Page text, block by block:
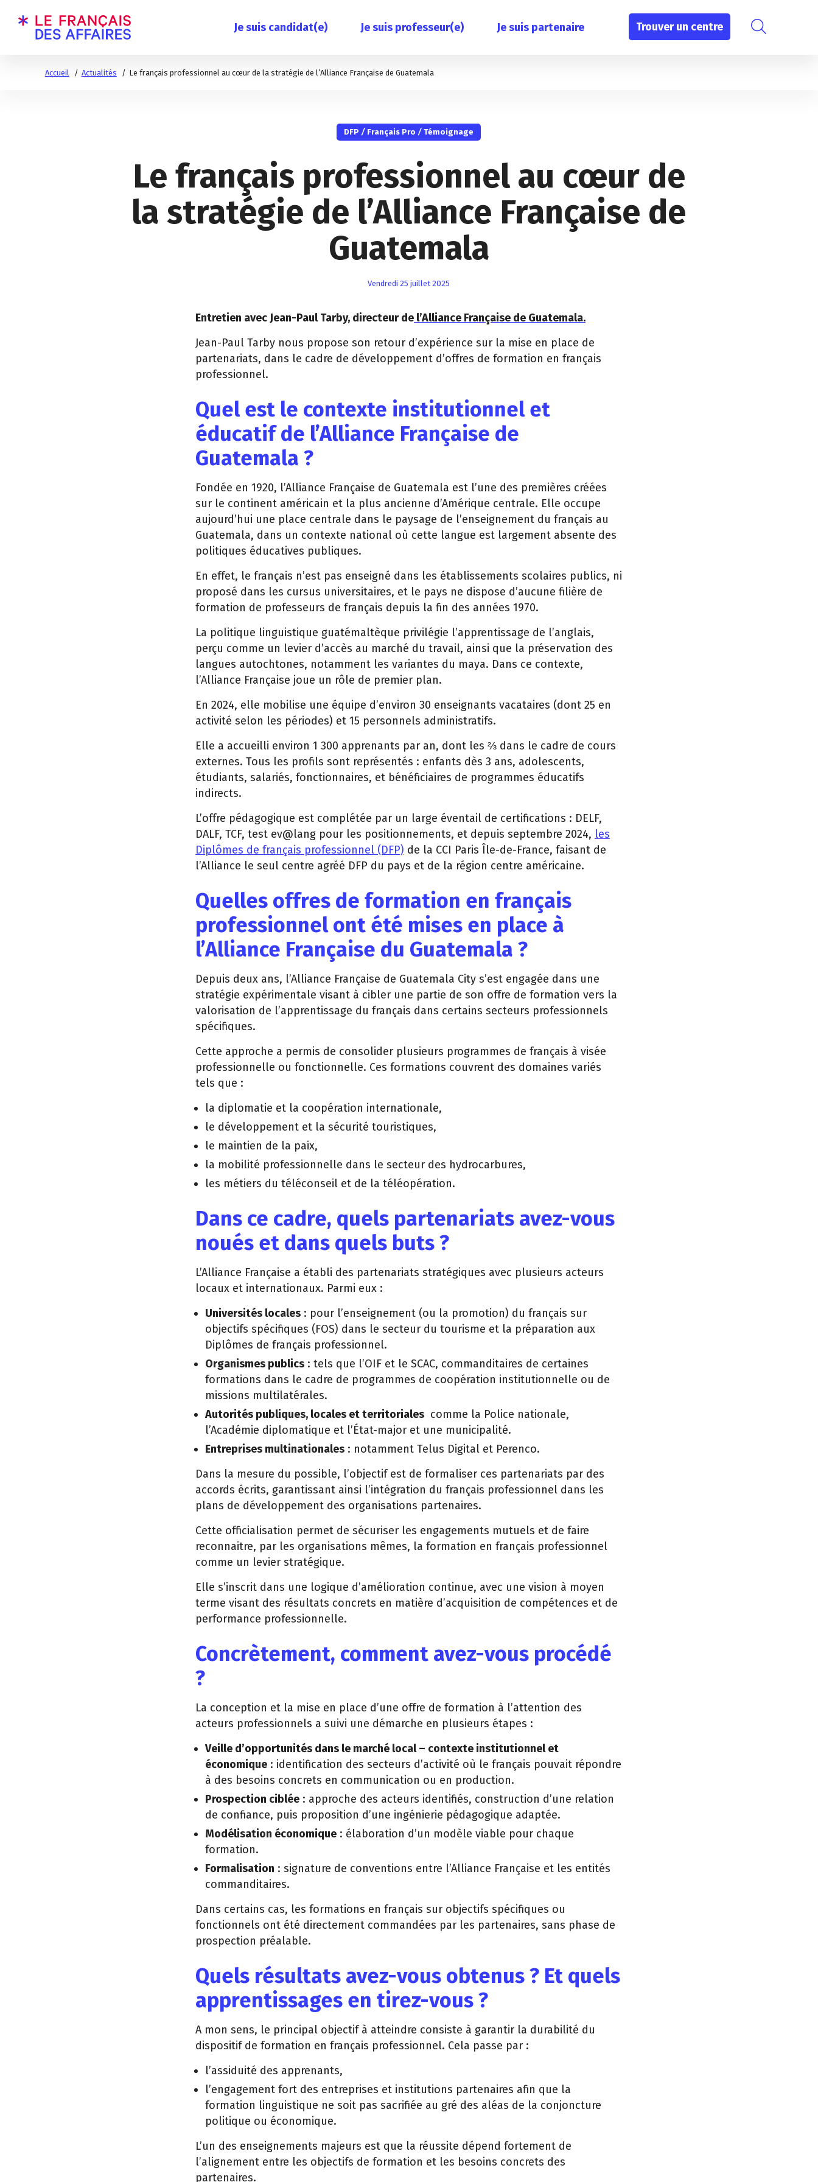
Je suis candidat(e) Je suis professeur(e) Je suis partenaire Trouver un centre
Accueil Actualités Le français professionnel au cœur de la stratégie de l’Alliance Française de Guatemala
DFP / Français Pro /Témoignage
Le français professionnel au cœur de
la stratégie de l’Alliance Française de
Guatemala
vendredi 25 juillet 2025
Entretien avec Jean-Paul Tarby, directeur de l’Alliance Française de Guatemala.
Jean-Paul Tarby nous propose son retour d’expérience sur la mise en place de
partenariats, dans le cadre de développement d’offres de formation en français
professionnel.
Quel est le contexte institutionnel et
éducatif de l’Alliance Française de
Guatemala ?
Fondée en 1920, l’Alliance Française de Guatemala est l’une des premières créées
sur le continent américain et la plus ancienne d’Amérique centrale. Elle occupe
aujourd’hui une place centrale dans le paysage de l’enseignement du français au
Guatemala, dans un contexte national où cette langue est largement absente des
politiques éducatives publiques.
En effet, le français n’est pas enseigné dans les établissements scolaires publics, ni
proposé dans les cursus universitaires, et le pays ne dispose d’aucune filière de
formation de professeurs de français depuis la fin des années 1970.
La politique linguistique guatémaltèque privilégie l’apprentissage de l’anglais,
perçu comme un levier d’accès au marché du travail, ainsi que la préservation des
langues autochtones, notamment les variantes du maya. Dans ce contexte,
l’Alliance Française joue un rôle de premier plan.
En 2024, elle mobilise une équipe d’environ 30 enseignants vacataires (dont 25 en
activité selon les périodes) et 15 personnels administratifs.
Elle a accueilli environ 1 300 apprenants par an, dont les ⅔ dans le cadre de cours
externes. Tous les profils sont représentés : enfants dès 3 ans, adolescents,
étudiants, salariés, fonctionnaires, et bénéficiaires de programmes éducatifs
indirects.
L’offre pédagogique est complétée par un large éventail de certifications : DELF,
DALF, TCF, test ev@lang pour les positionnements, et depuis septembre 2024, les
Diplômes de français professionnel (DFP) de la CCI Paris Île-de-France, faisant de
l’Alliance le seul centre agréé DFP du pays et de la région centre américaine.
Quelles offres de formation en français
professionnel ont été mises en place à
l’Alliance Française du Guatemala ?
Depuis deux ans, l’Alliance Française de Guatemala City s’est engagée dans une
stratégie expérimentale visant à cibler une partie de son offre de formation vers la
valorisation de l’apprentissage du français dans certains secteurs professionnels
spécifiques.
Cette approche a permis de consolider plusieurs programmes de français à visée
professionnelle ou fonctionnelle. Ces formations couvrent des domaines variés
tels que :
la diplomatie et la coopération internationale,
le développement et la sécurité touristiques,
le maintien de la paix,
la mobilité professionnelle dans le secteur des hydrocarbures,
les métiers du téléconseil et de la téléopération.
Dans ce cadre, quels partenariats avez-vous
noués et dans quels buts ?
L’Alliance Française a établi des partenariats stratégiques avec plusieurs acteurs
locaux et internationaux. Parmi eux :
Universités locales : pour l’enseignement (ou la promotion) du français sur
objectifs spécifiques (FOS) dans le secteur du tourisme et la préparation aux
Diplômes de français professionnel.
Organismes publics : tels que l’OIF et le SCAC, commanditaires de certaines
formations dans le cadre de programmes de coopération institutionnelle ou de
missions multilatérales.
Autorités publiques, locales et territoriales comme la Police nationale,
l’Académie diplomatique et l’État-major et une municipalité.
Entreprises multinationales : notamment Telus Digital et Perenco.
Dans la mesure du possible, l’objectif est de formaliser ces partenariats par des
accords écrits, garantissant ainsi l’intégration du français professionnel dans les
plans de développement des organisations partenaires.
Cette officialisation permet de sécuriser les engagements mutuels et de faire
reconnaitre, par les organisations mêmes, la formation en français professionnel
comme un levier stratégique.
Elle s’inscrit dans une logique d’amélioration continue, avec une vision à moyen
terme visant des résultats concrets en matière d’acquisition de compétences et de
performance professionnelle.
Concrètement, comment avez-vous procédé
?
La conception et la mise en place d’une offre de formation à l’attention des
acteurs professionnels a suivi une démarche en plusieurs étapes :
Veille d’opportunités dans le marché local – contexte institutionnel et
économique : identification des secteurs d’activité où le français pouvait répondre
à des besoins concrets en communication ou en production.
Prospection ciblée : approche des acteurs identifiés, construction d’une relation
de confiance, puis proposition d’une ingénierie pédagogique adaptée.
Modélisation économique : élaboration d’un modèle viable pour chaque
formation.
Formalisation : signature de conventions entre l’Alliance Française et les entités
commanditaires.
Dans certains cas, les formations en français sur objectifs spécifiques ou
fonctionnels ont été directement commandées par les partenaires, sans phase de
prospection préalable.
Quels résultats avez-vous obtenus ? Et quels
apprentissages en tirez-vous ?
A mon sens, le principal objectif à atteindre consiste à garantir la durabilité du
dispositif de formation en français professionnel. Cela passe par :
l’assiduité des apprenants,
l’engagement fort des entreprises et institutions partenaires afin que la
formation linguistique ne soit pas sacrifiée au gré des aléas de la conjoncture
politique ou économique.
L’un des enseignements majeurs est que la réussite dépend fortement de
l’alignement entre les objectifs de formation et les besoins concrets des
partenaires.